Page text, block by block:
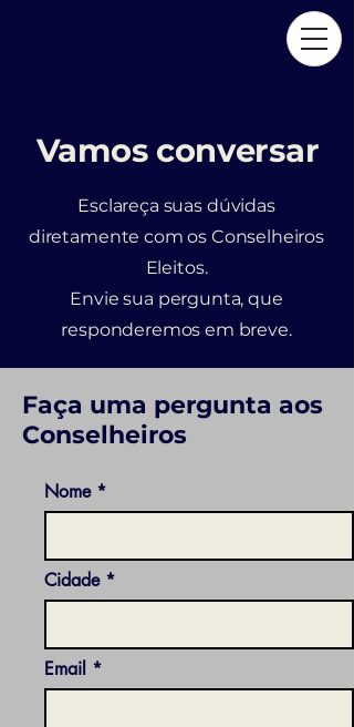
Vamos conversar
Esclareça suas dúvidas
diretamente com os Conselheiros
Eleitos.
Envie sua pergunta, que
responderemos em breve.
Faça uma pergunta aos
Conselheiros
Nome
Cidade
Email